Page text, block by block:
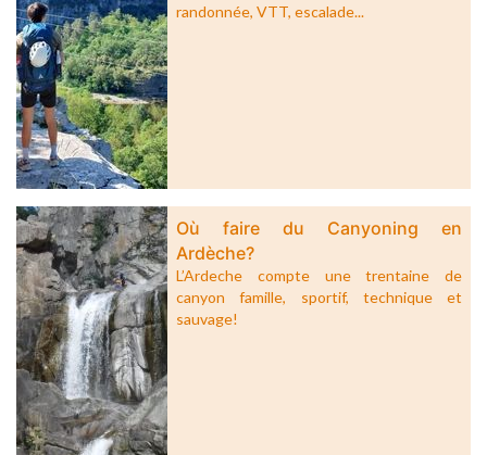
randonnée, VTT, escalade...
Où faire du Canyoning en
Ardèche?
L’Ardeche compte une trentaine de
canyon famille, sportif, technique et
sauvage!